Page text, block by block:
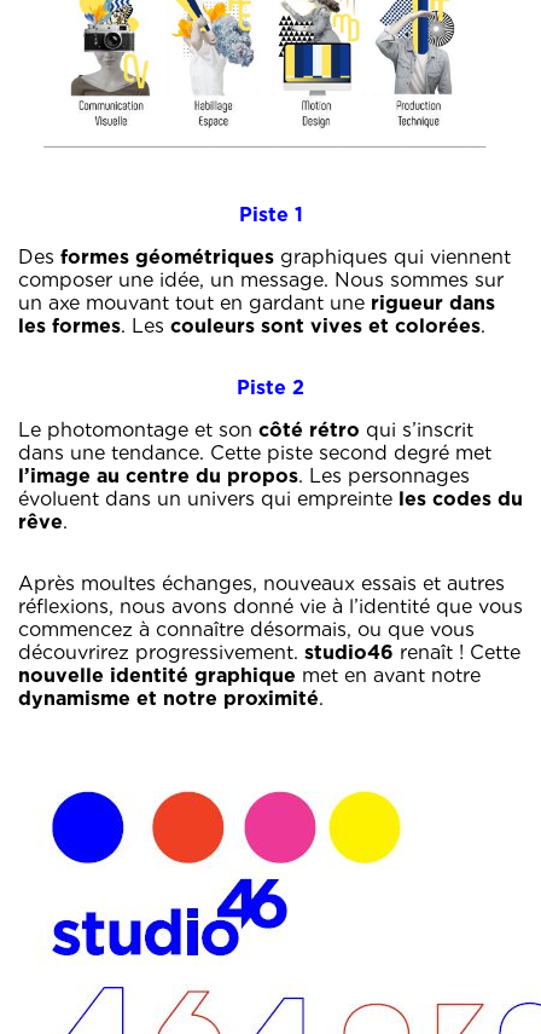
Piste 1
Des formes géométriques graphiques qui viennent
composer une idée, un message. Nous sommes sur
un axe mouvant tout en gardant une rigueur dans
les formes. Les couleurs sont vives et colorées.
Piste 2
Le photomontage et son côté rétro qui s’inscrit
dans une tendance. Cette piste second degré met
l’image au centre du propos. Les personnages
évoluent dans un univers qui empreinte les codes du
rêve.
Après moultes échanges, nouveaux essais et autres
réflexions, nous avons donné vie à l’identité que vous
commencez à connaître désormais, ou que vous
découvrirez progressivement. studio46 renaît ! Cette
nouvelle identité graphique met en avant notre
dynamisme et notre proximité.